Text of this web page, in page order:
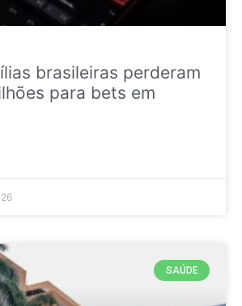
brasileiras perderam
para bets em
SAÚDE